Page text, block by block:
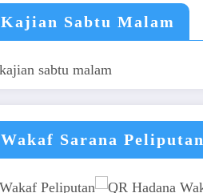
Kajian Sabtu Malam
Wakaf Sarana Peliputan